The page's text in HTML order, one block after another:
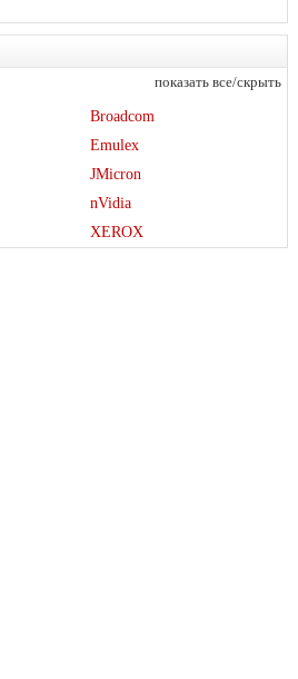
показать все/скрыть
Broadcom
Emulex
JMicron
nVidia
XEROX